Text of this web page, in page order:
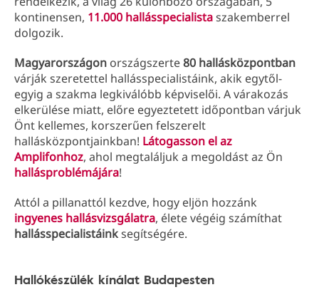
kontinensen, 11.000 hallásspecialistaszakemberrel
dolgozik.
Magyarországon országszerte80 hallásközpontban
várják szeretettel hallásspecialistáink, akik egytől-
egyig a szakma legkiválóbb képviselői. A várakozás
elkerülése miatt, előre egyeztetett időpontban várjuk
Önt kellemes, korszerűen felszerelt
hallásközpontjainkban! Látogasson el az
Amplifonhoz, ahol megtaláljuk a megoldást az Ön
hallásproblémájára!
Attól a pillanattól kezdve, hogy eljön hozzánk
ingyenes hallásvizsgálatra, élete végéig számíthat
hallásspecialistáinksegítségére.
Hallókészülék kínálat Budapesten